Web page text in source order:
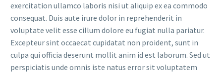
exercitation ullamco laboris nisi ut aliquip ex ea commodo
consequat. Duis aute irure dolor in reprehenderit in
voluptate velit esse cillum dolore eu fugiat nulla pariatur.
Excepteur sint occaecat cupidatat non proident, sunt in
culpa qui officia deserunt mollit anim id est laborum. Sed ut
perspiciatis unde omnis iste natus error sit voluptatem